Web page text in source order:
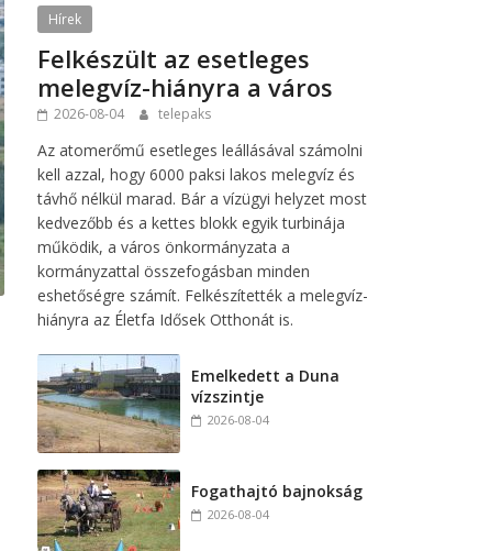
Hírek
Felkészült az esetleges
melegvíz-hiányra a város
2026-08-04 telepaks
Az atomerőmű esetleges leállásával számolni
kell azzal, hogy 6000 paksi lakos melegvíz és
távhő nélkül marad. Bár a vízügyi helyzet most
kedvezőbb és a kettes blokk egyik turbinája
működik, a város önkormányzata a
kormányzattal összefogásban minden
eshetőségre számít. Felkészítették a melegvíz-
hiányra az Életfa Idősek Otthonát is.
Emelkedett a Duna
vízszintje
2026-08-04
Fogathajtó bajnokság
2026-08-04